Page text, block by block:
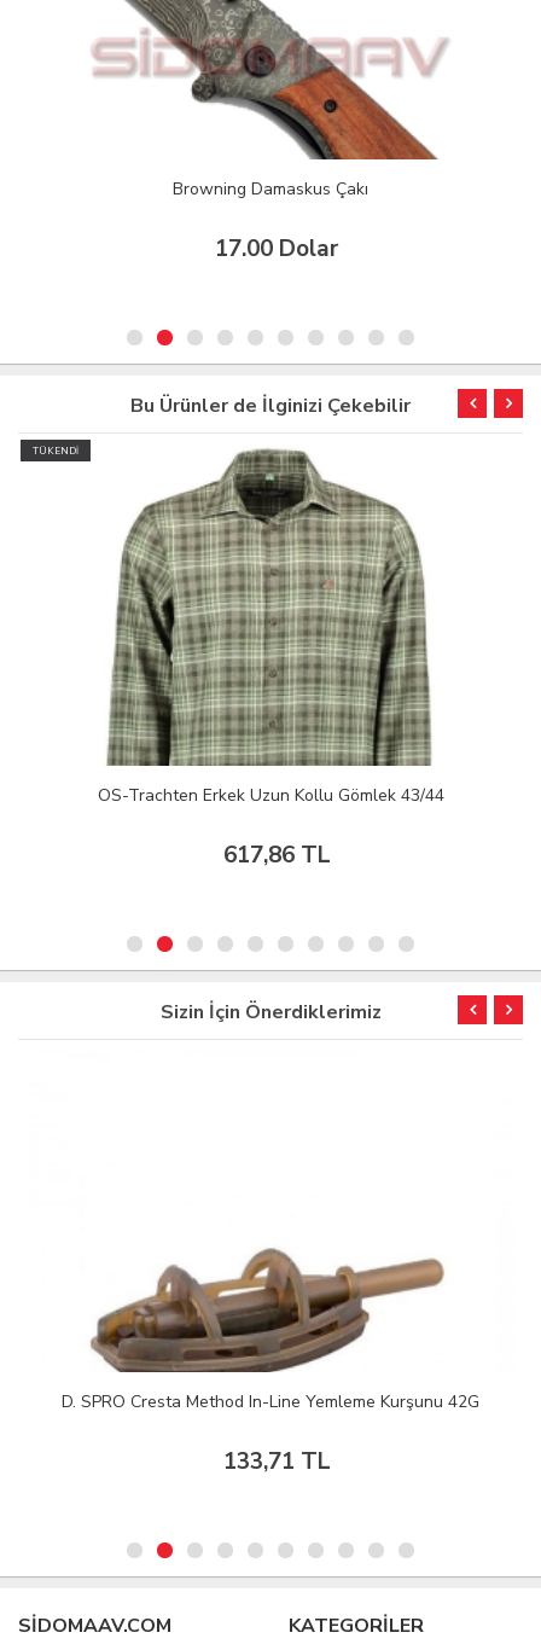
Browning Damaskus Çakı
17.00 Dolar
Bu Ürünler de İlginizi Çekebilir
TÜKENDİ
OS-Trachten Erkek Uzun Kollu Gömlek 43/44
617,86 TL
Sizin İçin Önerdiklerimiz
D. SPRO Cresta Method In-Line Yemleme Kurşunu 42G
133,71 TL
SIDOMAAV.COM KATEGORİLER